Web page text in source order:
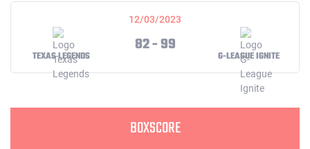
12/03/2023
TEXAS LEGENDS
82 - 99
G-LEAGUE IGNITE
BOXSCORE